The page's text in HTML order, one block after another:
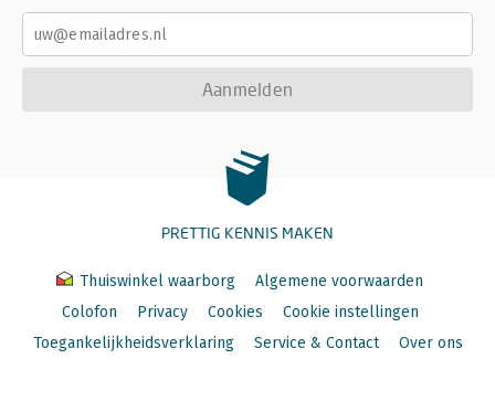
Aanmelden
PRETTIG KENNIS MAKEN
Thuiswinkel waarborg
Algemene voorwaarden
Colofon
Privacy Cookies
Cookie instellingen
Toegankelijkheidsverklaring
Service & Contact Over ons